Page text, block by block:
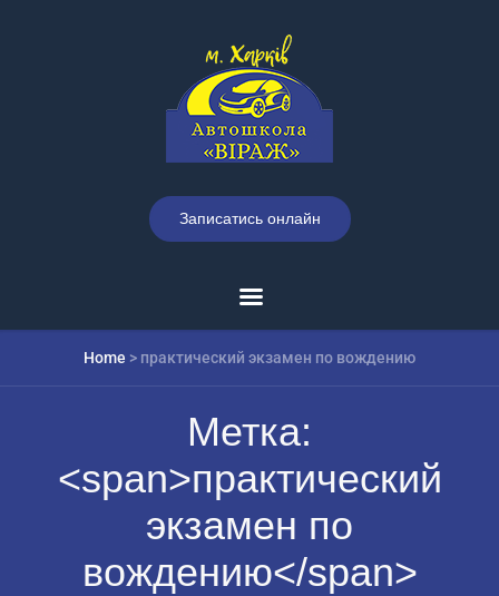
Записатись онлайн
Home > практический экзамен по вождению
Метка:
<span>практический
экзамен по
вождению</span>